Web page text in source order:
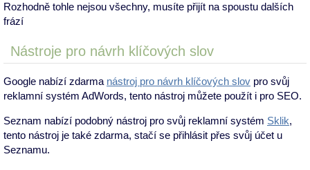
Rozhodně tohle nejsou všechny, musíte přijít na spoustu dalších
frází
Nástroje pro návrh klíčových slov
Google nabízí zdarma nástroj pro návrh klíčových slov pro svůj
reklamní systém AdWords, tento nástroj můžete použít i pro SEO.
Seznam nabízí podobný nástroj pro svůj reklamní systém Sklik,
tento nástroj je také zdarma, stačí se přihlásit přes svůj účet u
Seznamu.